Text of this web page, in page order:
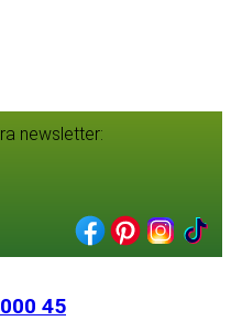
newsletter:
45